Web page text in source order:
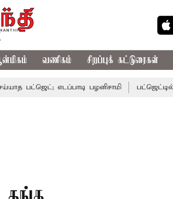
வணிகம் சிறப்புக் கட்டுரைகள்
எடப்பாடி பழனிசாமி பட்ஜெட்டில் தவெக